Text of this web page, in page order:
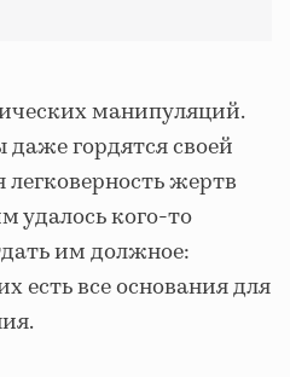
манипуляций.
гордятся своей
жертв
удалось кого-то
им должное:
есть все основания для